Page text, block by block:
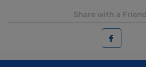
Share with a Friend